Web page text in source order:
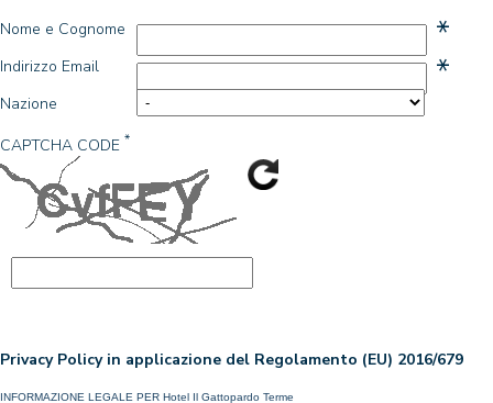
Nome e Cognome
Indirizzo Email
Nazione
*
*
CAPTCHA CODE *
Privacy Policy in applicazione del Regolamento (EU) 2016/679